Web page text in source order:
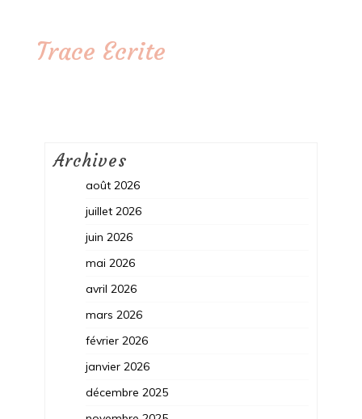
Trace Ecrite
Archives
août 2026
juillet 2026
juin 2026
mai 2026
avril 2026
mars 2026
février 2026
janvier 2026
décembre 2025